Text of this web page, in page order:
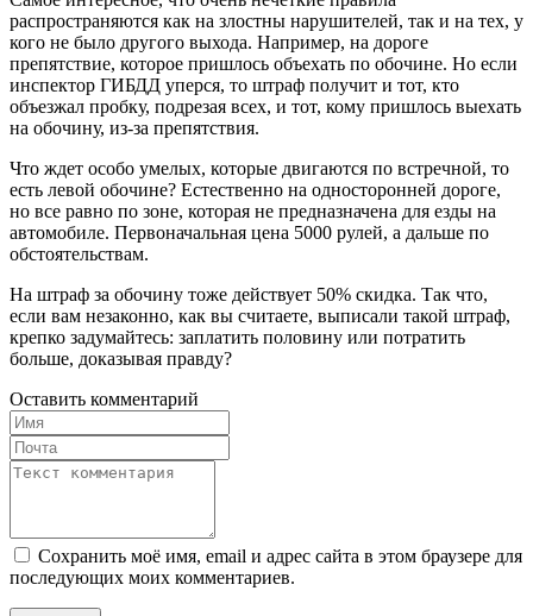
распространяются как на злостны нарушителей, так и на тех, у
кого не было другого выхода. Например, на дороге
препятствие, которое пришлось объехать по обочине. Но если
инспектор ГИБДД уперся, то штраф получит и тот, кто
объезжал пробку, подрезая всех, и тот, кому пришлось выехать
на обочину, из-за препятствия.
Что ждет особо умелых, которые двигаются по встречной, то
есть левой обочине? Естественно на односторонней дороге,
но все равно по зоне, которая не предназначена для езды на
автомобиле. Первоначальная цена 5000 рулей, а дальше по
обстоятельствам.
На штраф за обочину тоже действует 50% скидка. Так что,
если вам незаконно, как вы считаете, выписали такой штраф,
крепко задумайтесь: заплатить половину или потратить
больше, доказывая правду?
Оставить комментарий
Сохранить моё имя, email и адрес сайта в этом браузере для
последующих моих комментариев.